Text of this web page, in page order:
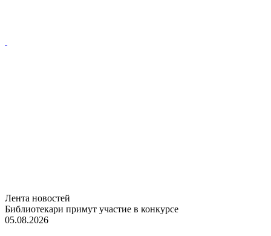
Лента новостей
Библиотекари примут участие в конкурсе
05.08.2026